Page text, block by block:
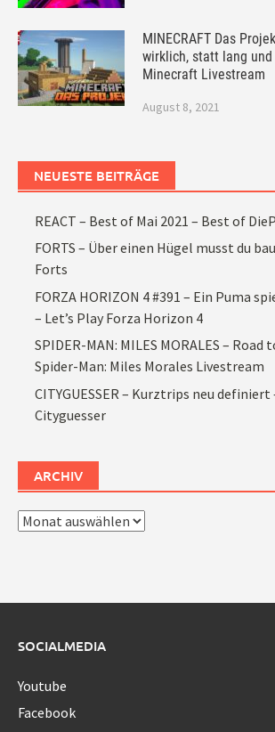
MINECRAFT Das
wirklich, statt lang
Minecraft Livestream
August 8, 2021
NEUESTE BEITRÄGE
REACT – Best of Mai 2021 – Best of
FORTS – Über einen Hügel musst du
Forts
FORZA HORIZON 4 #391 – Ein Puma
– Let’s Play Forza Horizon 4
SPIDER-MAN: MILES MORALES – Road
Spider-Man: Miles Morales Livestream
CITYGUESSER – Kurztrips neu
Cityguesser
ARCHIV
Archiv
SOCIALMEDIA
Youtube
Facebook